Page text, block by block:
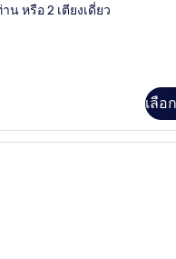
น หรือ 2 เตียงเดี่ยว
เลือ
ห้องดีลักซ์ | ตู้นิร